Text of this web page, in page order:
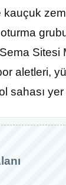
kauçuk
Sitesi
aletleri,
sahası